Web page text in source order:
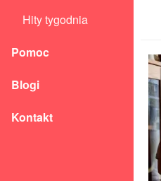
Hity tygodnia
Pomoc
Blogi
Kontakt